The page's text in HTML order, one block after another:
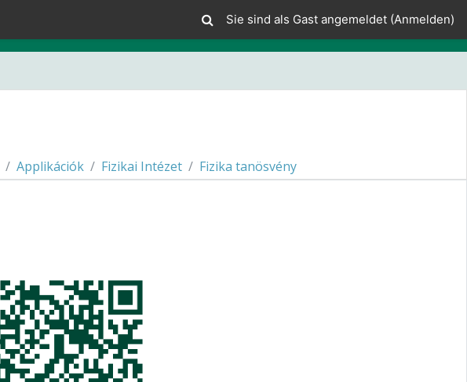
Sie sind als Gast angemeldet (Anmelden)
Applikációk Fizikai Intézet Fizika tanösvény